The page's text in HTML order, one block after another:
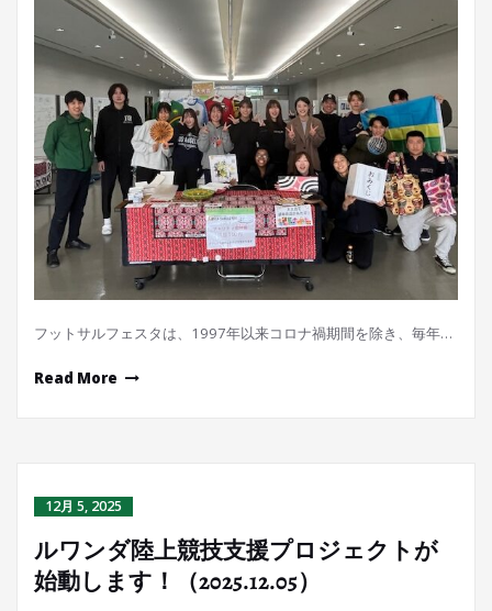
フットサルフェスタは、1997年以来コロナ禍期間を除き、毎年…
Read More
12月 5, 2025
ルワンダ陸上競技支援プロジェクトが
始動します！（2025.12.05）